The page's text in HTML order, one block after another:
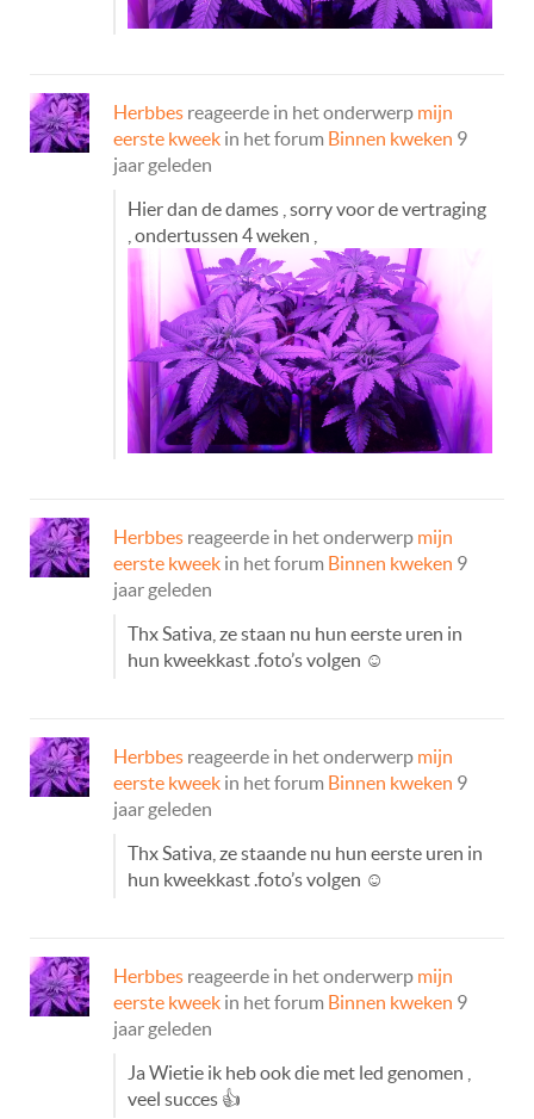
Herbbes reageerde in het onderwerp mijn
eerste kweek in het forum Binnen kweken 9
jaar geleden
Hier dan de dames , sorry voor de vertraging
, ondertussen 4 weken ,
Herbbes reageerde in het onderwerp mijn
eerste kweek in het forum Binnen kweken 9
jaar geleden
Thx Sativa, ze staan nu hun eerste uren in
hun kweekkast .foto’s volgen ☺
Herbbes reageerde in het onderwerp mijn
eerste kweek in het forum Binnen kweken 9
jaar geleden
Thx Sativa, ze staande nu hun eerste uren in
hun kweekkast .foto’s volgen ☺
Herbbes reageerde in het onderwerp mijn
eerste kweek in het forum Binnen kweken 9
jaar geleden
Ja Wietie ik heb ook die met led genomen ,
veel succes 👍